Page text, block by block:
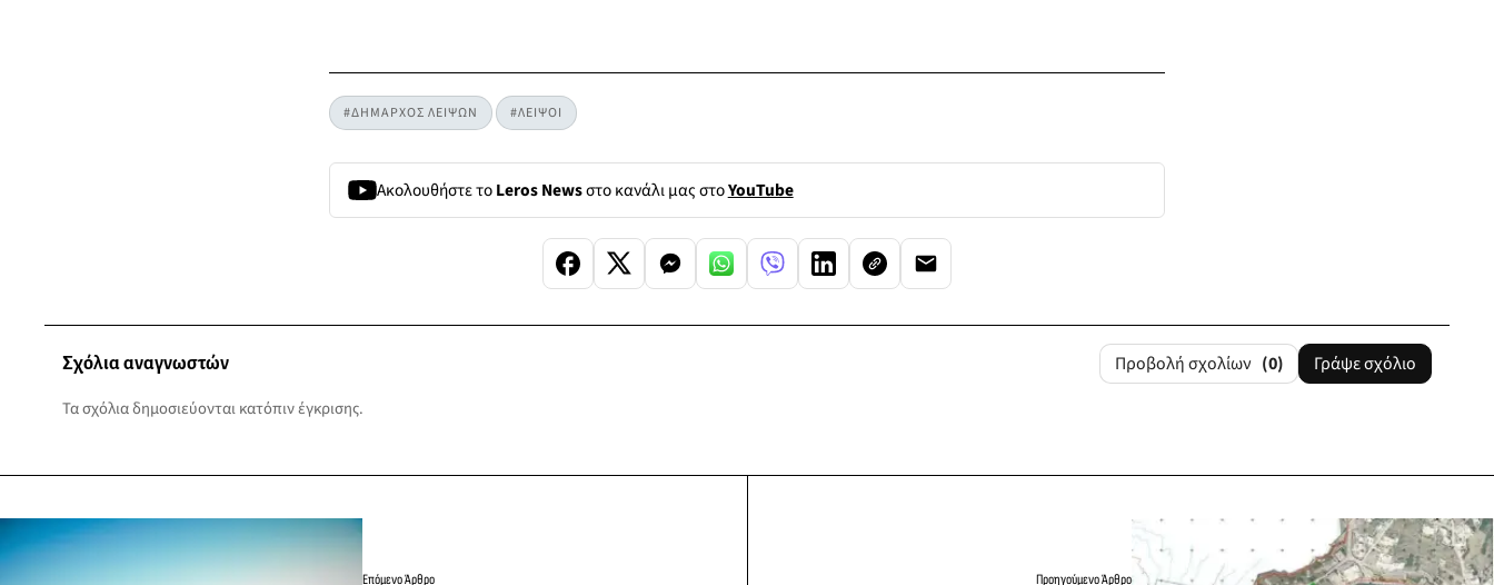
#ΔΗΜΑΡΧΟΣ ΛΕΙΨΩΝ #ΛΕΙΨΟΙ
Ακολουθήστε τοLeros Newsστο κανάλι μας στοYouTube
Σχόλια αναγνωστών Προβολή σχολίων (0) Γράψε σχόλιο
Τα σχόλια δημοσιεύονται κατόπιν έγκρισης.
Επόμενο Άρθρο Προηγούμενο Άρθρο